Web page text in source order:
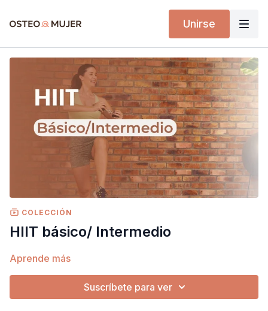
Unirse
COLECCIÓN
HIIT básico/ Intermedio
Aprende más
Suscríbete para ver